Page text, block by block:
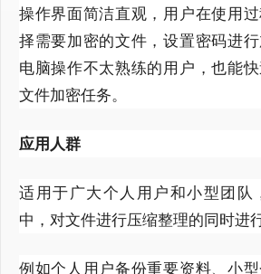
操作界面简洁直观，用户在使用
择需要加密的文件，设置密码进
电脑操作不太熟练的用户，也能
文件加密任务。
应用人群
适用于广大个人用户和小型团队
中，对文件进行压缩整理的同时进
例如个人用户备份重要资料、小